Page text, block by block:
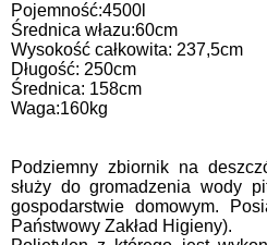
Pojemność:4500l
Średnica włazu:60cm
Wysokość całkowita: 237,5cm
Długość: 250cm
Średnica: 158cm
Waga:160kg
Podziemny zbiornik na
służy do gromadzenia wody
gospodarstwie domowym.
Państwowy Zakład Higieny).